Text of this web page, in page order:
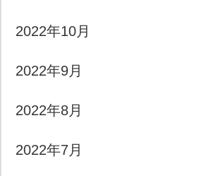
2022年10月
2022年9月
2022年8月
2022年7月